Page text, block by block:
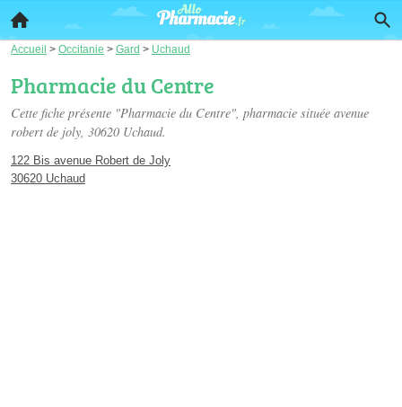
Accueil > Occitanie > Gard > Uchaud
Pharmacie du Centre
Cette fiche présente "Pharmacie du Centre", pharmacie située avenue
robert de joly, 30620 Uchaud.
122 Bis avenue Robert de Joly
30620 Uchaud